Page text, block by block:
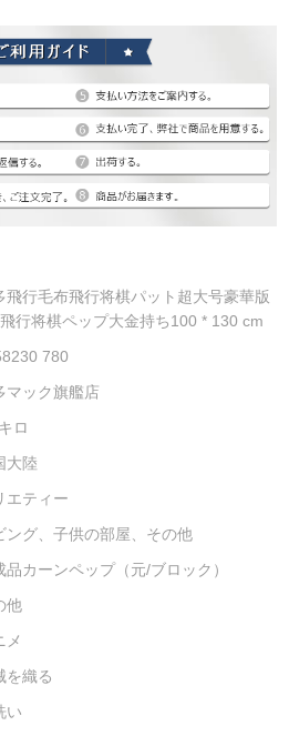
飛行毛布飛行将棋パット超大号豪華版
行将棋ペップ大金持ち100 * 130 cm
780
マック旗艦店
ロ
大陸
エティー
ング、子供の部屋、その他
品カーンペップ（元/ブロック）
他
メ
を織る
い